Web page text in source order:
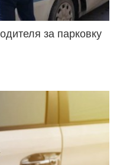
за парковку